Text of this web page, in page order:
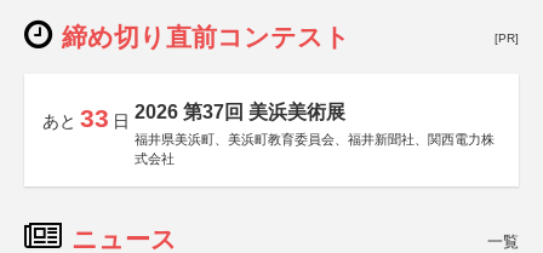
締め切り直前コンテスト [PR]
あと 33 日 2026 第37回 美浜美術展
福井県美浜町、美浜町教育委員会、福井新聞社、関西電力株
式会社
ニュース 一覧